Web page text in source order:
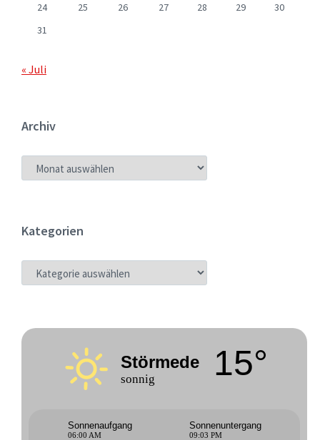
24
25 26 27 28 29
30
31
« Juli
Archiv
ARCHIV
Kategorien
KATEGORIEN
Störmede
sonnig 15°
Sonnenaufgang
06:00 AM
Sonnenuntergang
09:03 PM